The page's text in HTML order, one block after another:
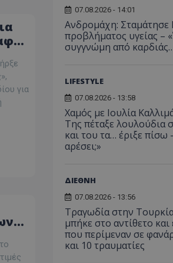
για
07.08.2026 - 14:01
Ανδρομάχη: Σταμάτησε
προβλήματος υγείας –
συγγνώμη από
LIFESTYLE
07.08.2026 - 13:58
Χαμός με Ιουλία
Της πέταξε λουλούδια
και του τα… έριξε πίσω
αρέσει;»
ΔΙΕΘΝΗ
07.08.2026 - 13:56
Τραγωδία στην
μπήκε στο αντίθετο
που περίμεναν σε
και 10 τραυματίες
με τον τρόπο
χρήστης
ιστότοπο και
χρήστης πριν
λόγω ιστότοπο.
τη
και τις
για την
ανθρώπων
επωφελές
προκειμένου να
σχετικά με
τους.